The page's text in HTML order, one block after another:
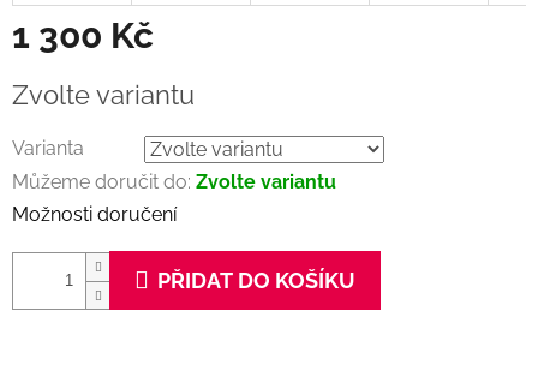
1 300 Kč
cena:
Zvolte variantu
Varianta
Můžeme doručit do: Zvolte variantu
Možnosti doručení
PŘIDAT DO KOŠÍKU